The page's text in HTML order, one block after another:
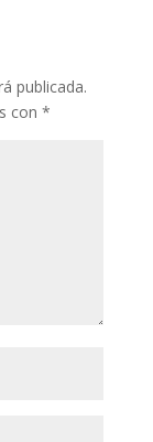
publicada.
con *